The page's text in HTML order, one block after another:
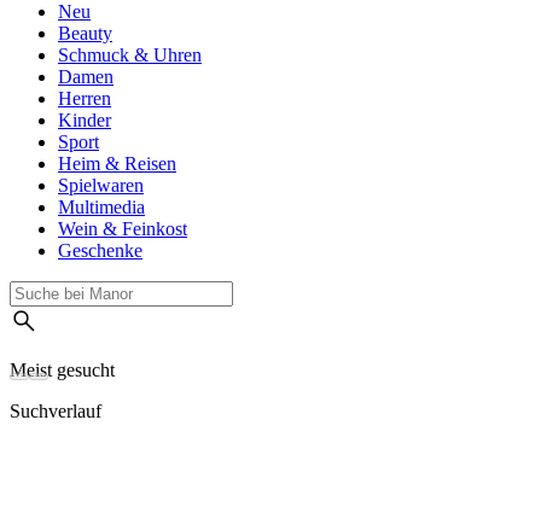
Neu
Beauty
Schmuck & Uhren
Damen
Herren
Kinder
Sport
Heim & Reisen
Spielwaren
Multimedia
Wein & Feinkost
Geschenke
Meist gesucht
Suchverlauf